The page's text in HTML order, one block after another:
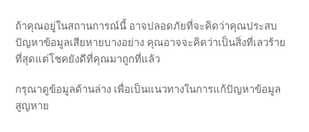
ถ้าคุณอยู่ในสถานการณ์นี้ อาจปลอดภัยที่จะคิดว่าคุณประสบ
ปัญหาข้อมูลเสียหายบางอย่าง คุณอาจจะคิดว่าเป็นสิ่งที่เลวร้าย
ที่สุดแต่โชคยังดีที่คุณมาถูกที่แล้ว
กรุณาดูข้อมูลด้านล่าง เพื่อเป็นแนวทางในการแก้ปัญหาข้อมูล
สูญหาย